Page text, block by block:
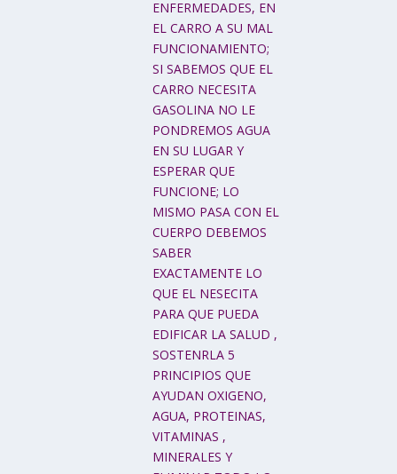
ENFERMEDADES, EN
EL CARRO A SU MAL
FUNCIONAMIENTO;
SI SABEMOS QUE EL
CARRO NECESITA
GASOLINA NO LE
PONDREMOS AGUA
EN SU LUGAR Y
ESPERAR QUE
FUNCIONE; LO
MISMO PASA CON EL
CUERPO DEBEMOS
SABER
EXACTAMENTE LO
QUE EL NESECITA
PARA QUE PUEDA
EDIFICAR LA SALUD ,
SOSTENRLA 5
PRINCIPIOS QUE
AYUDAN OXIGENO,
AGUA, PROTEINAS,
VITAMINAS ,
MINERALES Y